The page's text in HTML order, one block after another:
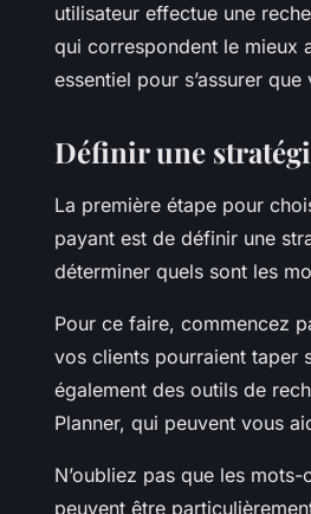
utilisateur effectue une
qui correspondent le mieux
essentiel pour s’assurer
Définir une
La première étape pour
payant est de définir une
déterminer quels sont les
Pour ce faire, commencez
vos clients pourraient taper
également des outils de
Planner, qui peuvent vous
N’oubliez pas que les
peuvent être